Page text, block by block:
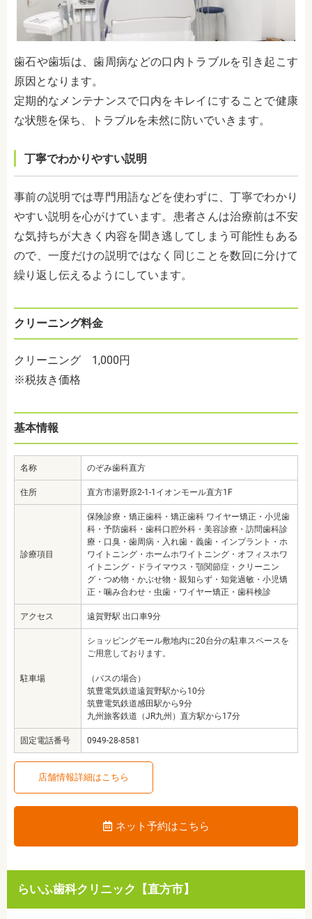
歯石や歯垢は、歯周病などの口内トラブルを引き起こす
原因となります。
定期的なメンテナンスで口内をキレイにすることで健康
な状態を保ち、トラブルを未然に防いでいきます。
丁寧でわかりやすい説明
事前の説明では専門用語などを使わずに、丁寧でわかり
やすい説明を心がけています。患者さんは治療前は不安
な気持ちが大きく内容を聞き逃してしまう可能性もある
ので、一度だけの説明ではなく同じことを数回に分けて
繰り返し伝えるようにしています。
クリーニング料金
クリーニング 1,000円
※税抜き価格
基本情報
名称 のぞみ歯科直方
住所 直方市湯野原2-1-1イオンモール直方1F
診療項目
保険診療・矯正歯科・矯正歯科 ワイヤー矯正・小児歯
科・予防歯科・歯科口腔外科・美容診療・訪問歯科診
療・口臭・歯周病・入れ歯・義歯・インプラント・ホ
ワイトニング・ホームホワイトニング・オフィスホワ
イトニング・ドライマウス・顎関節症・クリーニン
グ・つめ物・かぶせ物・親知らず・知覚過敏・小児矯
正・噛み合わせ・虫歯・ワイヤー矯正・歯科検診
アクセス 遠賀野駅 出口車9分
駐車場
ショッピングモール敷地内に20台分の駐車スペースを
ご用意しております。
（バスの場合）
筑豊電気鉄道遠賀野駅から10分
筑豊電気鉄道感田駅から9分
九州旅客鉄道（JR九州）直方駅から17分
固定電話番号 0949-28-8581
店舗情報詳細はこちら
ネット予約はこちら
らいふ歯科クリニック【直方市】